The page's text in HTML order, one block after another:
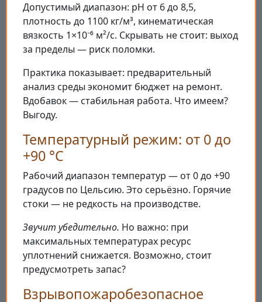
Допустимый диапазон: pH от 6 до 8,5,
плотность до 1100 кг/м³, кинематическая
вязкость 1×10⁻⁶ м²/с. Скрывать не стоит: выход
за пределы — риск поломки.
Практика показывает: предварительный
анализ среды экономит бюджет на ремонт.
Вдобавок — стабильная работа. Что имеем?
Выгоду.
Температурный режим: от 0 до
+90 °C
Рабочий диапазон температур — от 0 до +90
градусов по Цельсию. Это серьёзно. Горячие
стоки — не редкость на производстве.
Звучит убедительно. Но важно: при
максимальных температурах ресурс
уплотнений снижается. Возможно, стоит
предусмотреть запас?
Взрывопожаробезопасное